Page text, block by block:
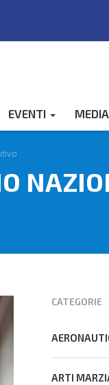
EVENTI MEDIA
CATEGORIE
ARTI